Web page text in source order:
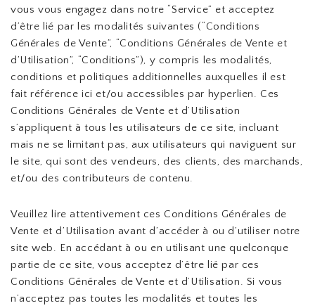
vous vous engagez dans notre “Service” et acceptez
d’être lié par les modalités suivantes (“Conditions
Générales de Vente”, “Conditions Générales de Vente et
d’Utilisation”, “Conditions”), y compris les modalités,
conditions et politiques additionnelles auxquelles il est
fait référence ici et/ou accessibles par hyperlien. Ces
Conditions Générales de Vente et d’Utilisation
s’appliquent à tous les utilisateurs de ce site, incluant
mais ne se limitant pas, aux utilisateurs qui naviguent sur
le site, qui sont des vendeurs, des clients, des marchands,
et/ou des contributeurs de contenu.
Veuillez lire attentivement ces Conditions Générales de
Vente et d’Utilisation avant d’accéder à ou d’utiliser notre
site web. En accédant à ou en utilisant une quelconque
partie de ce site, vous acceptez d’être lié par ces
Conditions Générales de Vente et d’Utilisation. Si vous
n’acceptez pas toutes les modalités et toutes les